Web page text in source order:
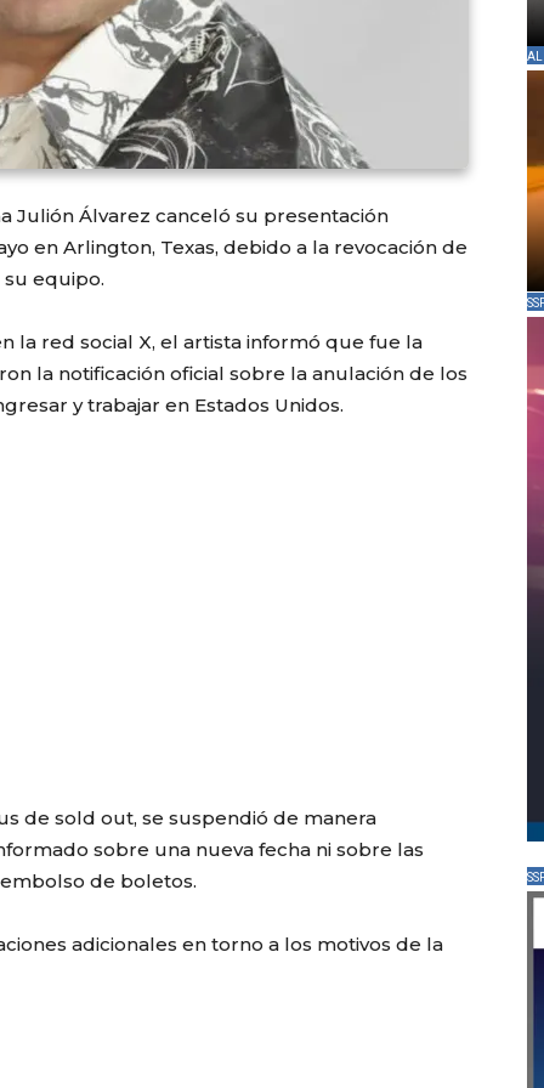
Julión Álvarez canceló su presentación
en Arlington, Texas, debido a la revocación de
equipo.
la red social X, el artista informó que fue la
la notificación oficial sobre la anulación de los
y trabajar en Estados Unidos.
de sold out, se suspendió de manera
sobre una nueva fecha ni sobre las
de boletos.
adicionales en torno a los motivos de la